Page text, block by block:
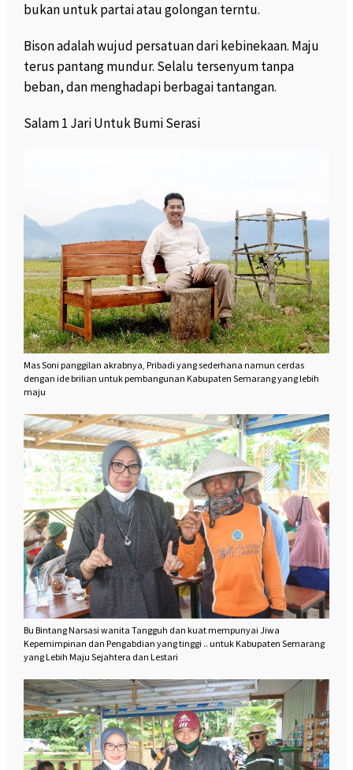
bukan untuk partai atau golongan terntu.
Bison adalah wujud persatuan dari kebinekaan. Maju
terus pantang mundur. Selalu tersenyum tanpa
beban, dan menghadapi berbagai tantangan.
Salam 1 Jari Untuk Bumi Serasi
Mas Soni panggilan akrabnya, Pribadi yang sederhana namun cerdas
dengan ide brilian untuk pembangunan Kabupaten Semarang yang lebih
maju
Bu Bintang Narsasi wanita Tangguh dan kuat mempunyai Jiwa
Kepemimpinan dan Pengabdian yang tinggi .. untuk Kabupaten Semarang
yang Lebih Maju Sejahtera dan Lestari